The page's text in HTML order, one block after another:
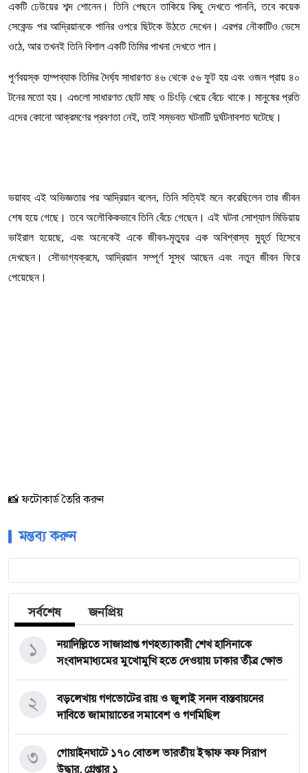
একটি ঢেউয়ের শব্দ শোনেন। তিনি পেছনে তাকিয়ে কিছু দেখতে পাননি, তবে কয়েক
সেকেন্ড পর আদ্রিয়ানকে পানির ওপরে ছিটকে উঠতে দেখেন। এরপর নৌকাটিও ভেসে
ওঠে, আর তখনই তিনি বিশাল একটি তিমির পাখনা দেখতে পান।
পূর্ণবয়স্ক হাম্পব্যাক তিমির দৈর্ঘ্য সাধারণত ৪৬ থেকে ৫৬ ফুট হয় এবং ওজন প্রায় ৪০
টনের মতো হয়। এগুলো সাধারণত ছোট মাছ ও চিংড়ি খেয়ে বেঁচে থাকে। মানুষের প্রতি
এদের কোনো আক্রমণের প্রবণতা নেই, তাই সম্ভবত ঘটনাটি দুর্ঘটনাবশত ঘটেছে।
ভয়াবহ এই অভিজ্ঞতার পর আদ্রিয়ান বলেন, তিনি সত্যিই মনে করেছিলেন তার জীবন
শেষ হয়ে গেছে। তবে অলৌকিকভাবে তিনি বেঁচে গেছেন। এই ঘটনা সোশ্যাল মিডিয়ায়
ভাইরাল হয়েছে, এবং অনেকেই একে জীবন-মৃত্যুর এক অবিশ্বাস্য মুহূর্ত হিসেবে
দেখছেন। সৌভাগ্যক্রমে, আদ্রিয়ান সম্পূর্ণ সুস্থ আছেন এবং নতুন জীবন ফিরে
পেয়েছেন।
📸 ফটোকার্ড তৈরি করুন
মন্তব্য করুন
সর্বশেষ জনপ্রিয়
নয়াদিল্লিতে সাজাপ্রাপ্ত গণহত্যাকারী শেখ হাসিনাকে
সংবাদমাধ্যমের মুখোমুখি হতে দেওয়ায় ঢাকার তীব্র ক্ষোভ
১
বড়লেখায় গণভোটের রায় ও জুলাই সনদ বাস্তবায়নের
দাবিতে জামায়াতের সমাবেশ ও গণমিছিল
২
গোয়াইনঘাটে ১৭০ বোতল ভারতীয় ইস্কাফ কফ সিরাপ
উদ্ধার, গ্রেপ্তার ১
৩